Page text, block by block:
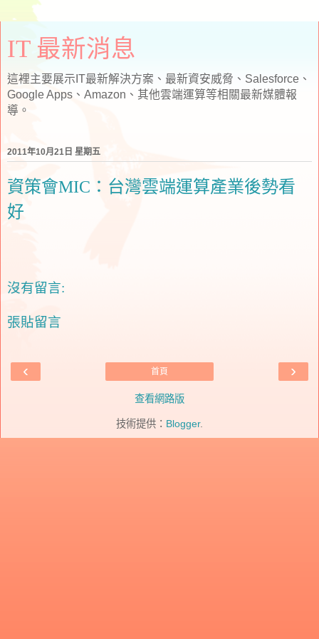
IT 最新消息
這裡主要展示IT最新解決方案、最新資安威脅、Salesforce、
Google Apps、Amazon、其他雲端運算等相關最新媒體報
導。
2011年10月21日 星期五
資策會MIC：台灣雲端運算產業後勢看
好
沒有留言:
張貼留言
‹ ›
首頁
查看網路版
技術提供： Blogger.